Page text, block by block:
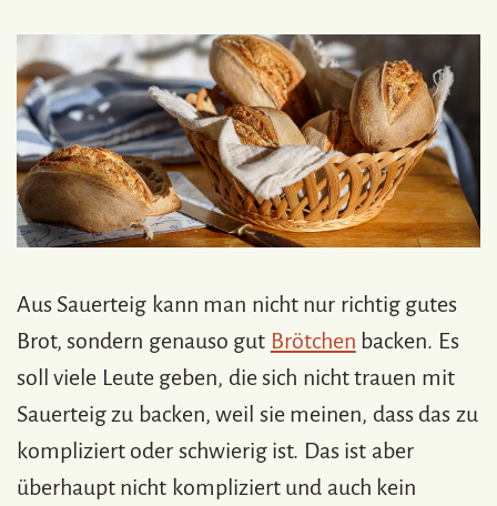
Aus Sauerteig kann man nicht nur richtig gutes
Brot, sondern genauso gut Brötchen backen. Es
soll viele Leute geben, die sich nicht trauen mit
Sauerteig zu backen, weil sie meinen, dass das zu
kompliziert oder schwierig ist. Das ist aber
überhaupt nicht kompliziert und auch kein